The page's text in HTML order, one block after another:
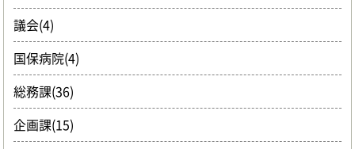
議会(4)
国保病院(4)
総務課(36)
企画課(15)